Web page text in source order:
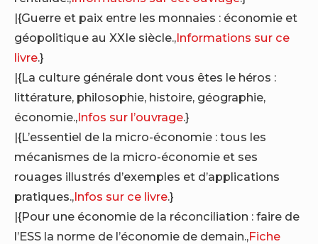
|{Guerre et paix entre les monnaies : économie et
géopolitique au XXIe siècle.,Informations sur ce
livre.}
|{La culture générale dont vous êtes le héros :
littérature, philosophie, histoire, géographie,
économie.,Infos sur l’ouvrage.}
|{L’essentiel de la micro-économie : tous les
mécanismes de la micro-économie et ses
rouages illustrés d’exemples et d’applications
pratiques.,Infos sur ce livre.}
|{Pour une économie de la réconciliation : faire de
l’ESS la norme de l’économie de demain.,Fiche